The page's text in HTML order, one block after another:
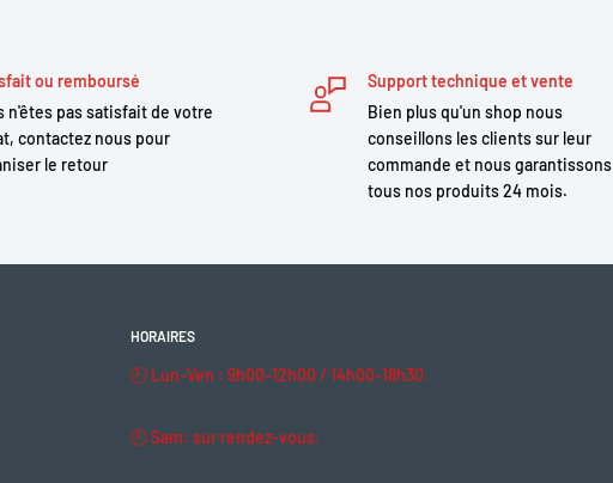
ou remboursé
n'êtes pas satisfait de votre
contactez nous pour
le retour
Support technique et vente
Bien plus qu'un shop nous
conseillons les clients sur leur
commande et nous garantissons
tous nos produits 24 mois.
HORAIRES
🕘 Lun–Ven : 9h00–12h00 / 14h00–18h30
🕘 Sam: sur rendez-vous.